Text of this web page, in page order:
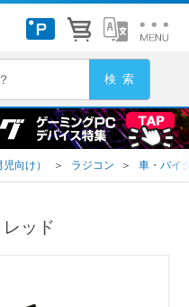
向け） ＞ ラジコン ＞ 車・バイ
ッド